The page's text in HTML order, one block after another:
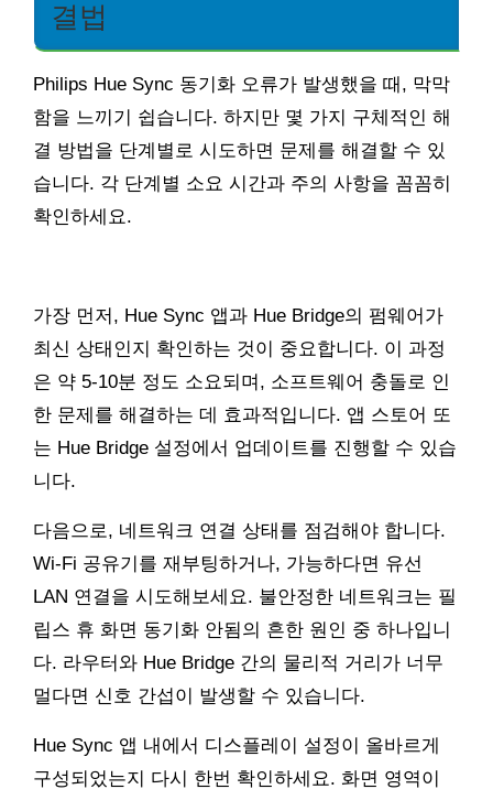
결법
Philips Hue Sync 동기화 오류가 발생했을 때, 막막
함을 느끼기 쉽습니다. 하지만 몇 가지 구체적인 해
결 방법을 단계별로 시도하면 문제를 해결할 수 있
습니다. 각 단계별 소요 시간과 주의 사항을 꼼꼼히
확인하세요.
가장 먼저, Hue Sync 앱과 Hue Bridge의 펌웨어가
최신 상태인지 확인하는 것이 중요합니다. 이 과정
은 약 5-10분 정도 소요되며, 소프트웨어 충돌로 인
한 문제를 해결하는 데 효과적입니다. 앱 스토어 또
는 Hue Bridge 설정에서 업데이트를 진행할 수 있습
니다.
다음으로, 네트워크 연결 상태를 점검해야 합니다.
Wi-Fi 공유기를 재부팅하거나, 가능하다면 유선
LAN 연결을 시도해보세요. 불안정한 네트워크는 필
립스 휴 화면 동기화 안됨의 흔한 원인 중 하나입니
다. 라우터와 Hue Bridge 간의 물리적 거리가 너무
멀다면 신호 간섭이 발생할 수 있습니다.
Hue Sync 앱 내에서 디스플레이 설정이 올바르게
구성되었는지 다시 한번 확인하세요. 화면 영역이